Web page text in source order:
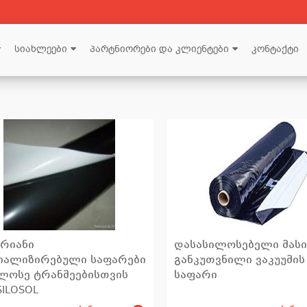
სიახლეები პარტნიორები და კლიენტები კონტაქტი
საფარები
ტრანშეებისთვის
დასასილოსებელი
განკუთვნილი ვაკუუმის
საფარი